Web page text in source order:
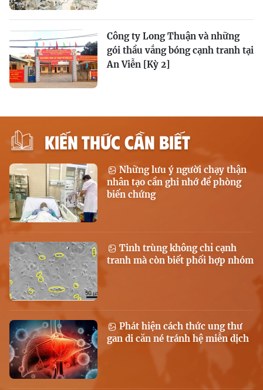
Công ty Long Thuận và những
gói thầu vắng bóng cạnh tranh tại
An Viễn [Kỳ 2]
KIẾN THỨC CẦN BIẾT
Những lưu ý người chạy thận
nhân tạo cần ghi nhớ để phòng
biến chứng
Tinh trùng không chỉ cạnh
tranh mà còn biết phối hợp nhóm
Phát hiện cách thức ung thư
gan di căn né tránh hệ miễn dịch